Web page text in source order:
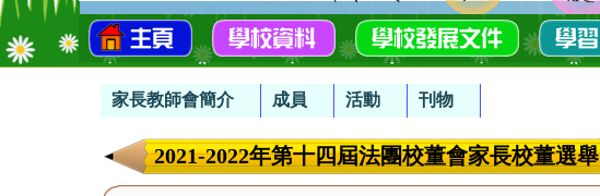
家長教師會簡介 成員 活動 刊物
2021-2022年第十四屆法團校董會家長校董選舉